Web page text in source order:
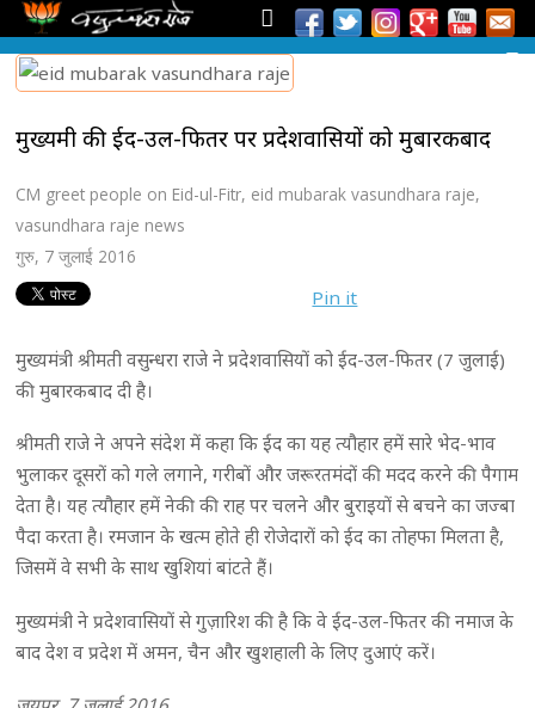
मुख्यमंत्री की ईद-उल-फितर पर प्रदेशवासियों को मुबारकबाद
CM greet people on Eid-ul-Fitr, eid mubarak vasundhara raje,
vasundhara raje news
गुरु, 7 जुलाई 2016
Pin it
मुख्यमंत्री श्रीमती वसुन्धरा राजे ने प्रदेशवासियों को ईद-उल-फितर (7 जुलाई)
की मुबारकबाद दी है।
श्रीमती राजे ने अपने संदेश में कहा कि ईद का यह त्यौहार हमें सारे भेद-भाव
भुलाकर दूसरों को गले लगाने, गरीबों और जरूरतमंदों की मदद करने की पैगाम
देता है। यह त्यौहार हमें नेकी की राह पर चलने और बुराइयों से बचने का जज्बा
पैदा करता है। रमजान के खत्म होते ही रोजेदारों को ईद का तोहफा मिलता है,
जिसमें वे सभी के साथ खुशियां बांटते हैं।
मुख्यमंत्री ने प्रदेशवासियों से गुज़ारिश की है कि वे ईद-उल-फितर की नमाज के
बाद देश व प्रदेश में अमन, चैन और खुशहाली के लिए दुआएं करें।